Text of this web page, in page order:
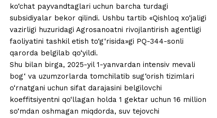
ko‘chat payvandtaglari uchun barcha turdagi
subsidiyalar bekor qilindi. Ushbu tartib «Qishloq xo‘jaligi
vazirligi huzuridagi Agrosanoatni rivojlantirish agentligi
faoliyatini tashkil etish to‘g‘risida»gi PQ-344-sonli
qarorda belgilab qo‘yildi.
Shu bilan birga, 2025-yil 1-yanvardan intensiv mevali
bog‘ va uzumzorlarda tomchilatib sug‘orish tizimlari
o‘rnatgani uchun sifat darajasini belgilovchi
koeffitsiyentni qo‘llagan holda 1 gektar uchun 16 million
so‘mdan oshmagan miqdorda, suv tejovchi